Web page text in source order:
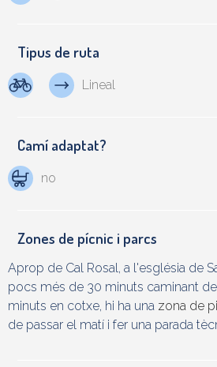
Tipus de ruta
Lineal
Camí adaptat?
no
Zones de pícnic i parcs
Aprop de Cal Rosal, a l'església de
pocs més de 30 minuts caminant
minuts en cotxe, hi ha una zona de
de passar el matí i fer una parada